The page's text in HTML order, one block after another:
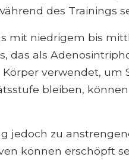
des Trainings
mit niedrigem bis
das als
verwendet, um
bleiben,
jedoch zu
können erschöpft